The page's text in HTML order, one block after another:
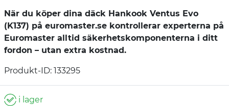
När du köper dina däck Hankook Ventus Evo
(K137) på euromaster.se kontrollerar experterna på
Euromaster alltid säkerhetskomponenterna i ditt
fordon – utan extra kostnad.
Produkt-ID: 133295
i lager